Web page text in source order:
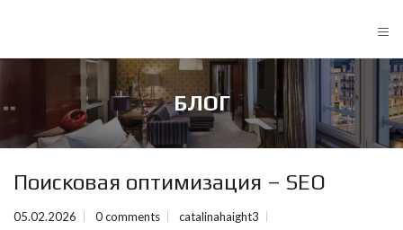
≡
БЛОГ
Поисковая оптимизация – SEO
05.02.2026 0 comments
catalinahaight3